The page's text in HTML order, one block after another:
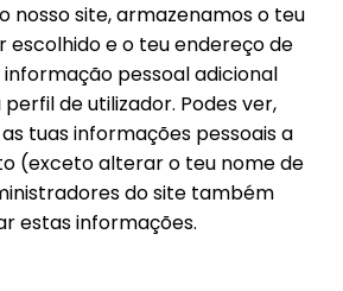
nosso site, armazenamos o teu
escolhido e o teu endereço de
pessoal adicional
de utilizador. Podes ver,
tuas informações pessoais a
(exceto alterar o teu nome de
do site também
estas informações.